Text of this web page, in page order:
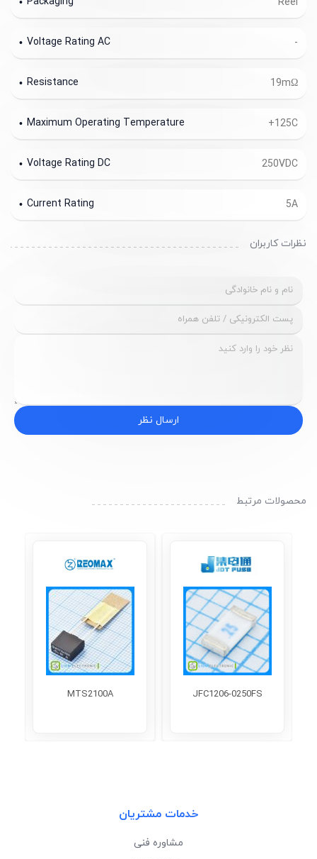
Voltage Rating AC
19mΩ
Resistance
+125C
Maximum Operating Temperature
250VDC
Voltage Rating DC
5A
Current Rating
نظرات کاربران
ارسال نظر
محصولات مرتبط
JFC1206-0250FS
MTS2100A
خدمات مشتریان
مشاوره فنی